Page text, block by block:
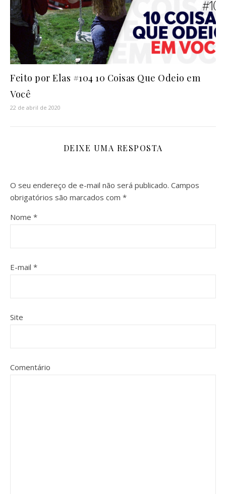
Feito por Elas #104 10 Coisas Que Odeio em
Você
22 de abril de 2020
DEIXE UMA RESPOSTA
O seu endereço de e-mail não será publicado. Campos
obrigatórios são marcados com *
Nome *
E-mail *
Site
Comentário